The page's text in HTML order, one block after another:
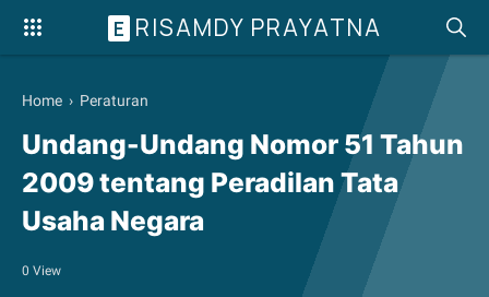
E RISAMDY PRAYATNA
Home › Peraturan
Undang-Undang Nomor 51 Tahun
2009 tentang Peradilan Tata
Usaha Negara
0 View